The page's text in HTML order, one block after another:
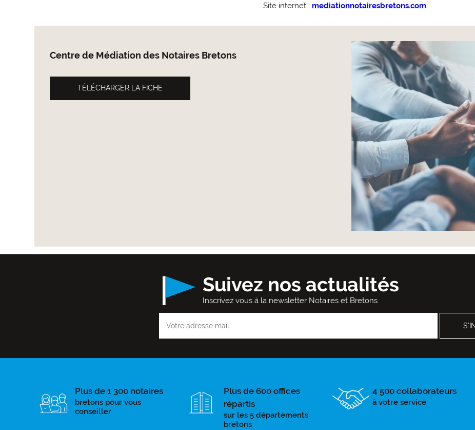
Site internet : mediationnotairesbretons.com
Centre de Médiation des Notaires Bretons
TÉLÉCHARGER LA FICHE
Suivez nos actualités
Inscrivez vous à la newsletter Notaires et Bretons
Plus de 1 300 notaires
bretons pour vous
conseiller
Plus de 600 offices
répartis
sur les 5 départements
bretons
4 500 collaborateurs
à votre service